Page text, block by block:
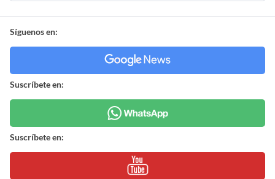
Síguenos en:
Suscríbete en:
Suscríbete en: